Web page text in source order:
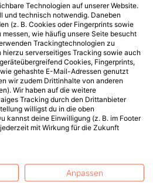
Technologien auf unserer Website.
und technisch notwendig. Daneben
(z. B. Cookies oder Fingerprints sowie
wie häufig unsere Seite besucht
Trackingtechnologien zu
serverseitiges Tracking sowie auch
Cookies, Fingerprints,
gehashte E-Mail-Adressen genutzt
wir zudem Drittinhalte von anderen
Wir haben auf die weitere
Tracking durch den Drittanbieter
willigst du in die oben
kannst deine Einwilligung (z. B. im Footer
mit Wirkung für die Zukunft
Anpassen